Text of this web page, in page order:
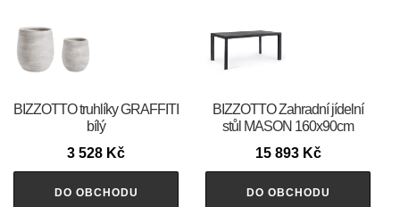
BIZZOTTO truhlíky GRAFFITI
bílý
3 528 Kč
DO OBCHODU
BIZZOTTO Zahradní jídelní
stůl MASON 160x90cm
15 893 Kč
DO OBCHODU